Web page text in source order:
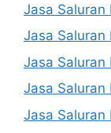
Jasa Saluran
Jasa Saluran
Jasa Saluran
Jasa Saluran
Jasa Saluran